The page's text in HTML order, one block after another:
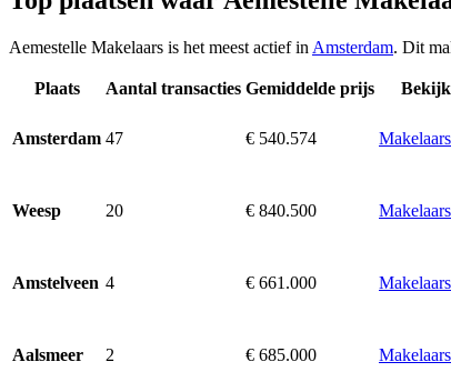
Aemestelle Makelaars is het meest actief in Amsterdam. Dit
Plaats Aantal transacties Gemiddelde prijs
Amsterdam 47 € 540.574
Weesp 20 € 840.500
Amstelveen 4 € 661.000
Aalsmeer 2 € 685.000